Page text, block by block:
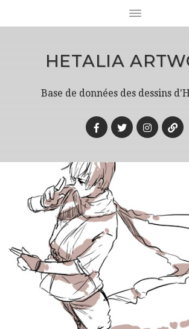
HETALIA
Base de données des dessins